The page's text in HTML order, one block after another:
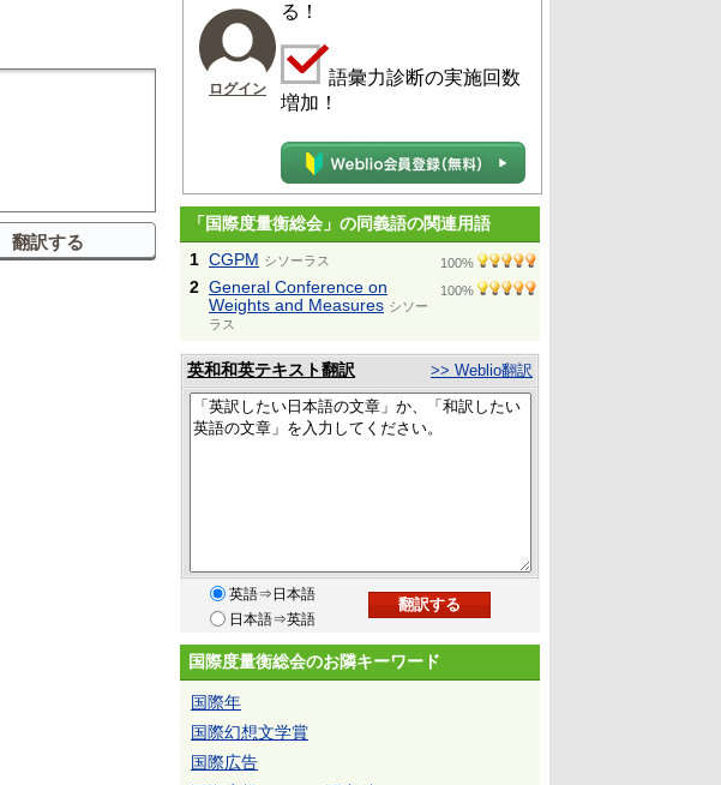
ログイン
る！
語彙力診断の実施回数
増加！
「国際度量衡総会」の同義語の関連用語
1 CGPM シソーラス 100%
2 General Conference on
Weights and Measures シソー
ラス
100%
英和和英テキスト翻訳 >> Weblio翻訳
英語⇒日本語
日本語⇒英語
国際度量衡総会のお隣キーワード
国際年
国際幻想文学賞
国際広告